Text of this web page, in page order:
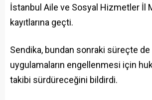
İstanbul Aile ve Sosyal Hizmetler İl
kayıtlarına geçti.
Sendika, bundan sonraki süreçte
uygulamaların engellenmesi için
takibi sürdüreceğini bildirdi.